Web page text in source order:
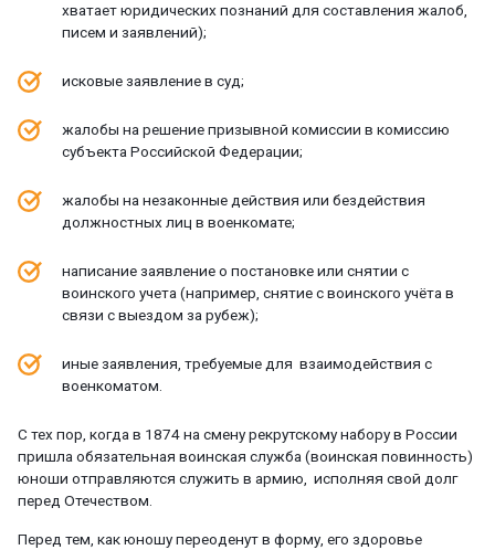
хватает юридических познаний для составления жалоб,
писем и заявлений);
исковые заявление в суд;
жалобы на решение призывной комиссии в комиссию
субъекта Российской Федерации;
жалобы на незаконные действия или бездействия
должностных лиц в военкомате;
написание заявление о постановке или снятии с
воинского учета (например, снятие с воинского учёта в
связи с выездом за рубеж);
иные заявления, требуемые для взаимодействия с
военкоматом.
С тех пор, когда в 1874 на смену рекрутскому набору в России
пришла обязательная воинская служба (воинская повинность)
юноши отправляются служить в армию, исполняя свой долг
перед Отечеством.
Перед тем, как юношу переоденут в форму, его здоровье